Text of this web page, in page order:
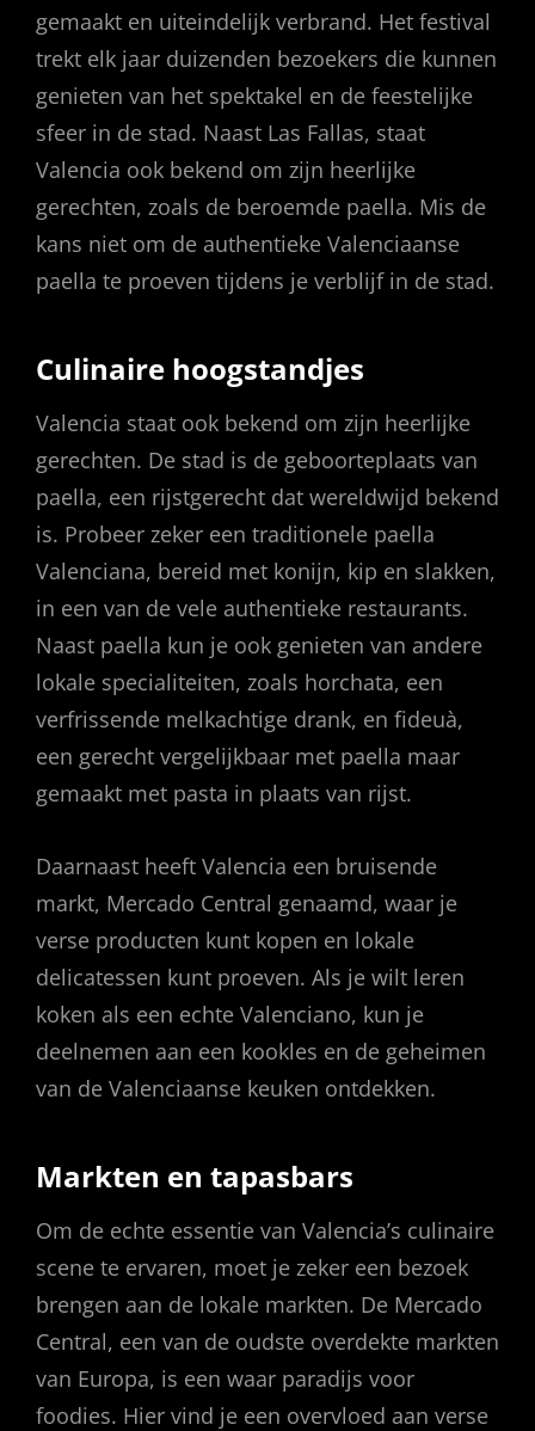
gemaakt en uiteindelijk verbrand. Het festival
trekt elk jaar duizenden bezoekers die kunnen
genieten van het spektakel en de feestelijke
sfeer in de stad. Naast Las Fallas, staat
Valencia ook bekend om zijn heerlijke
gerechten, zoals de beroemde paella. Mis de
kans niet om de authentieke Valenciaanse
paella te proeven tijdens je verblijf in de stad.
Culinaire hoogstandjes
Valencia staat ook bekend om zijn heerlijke
gerechten. De stad is de geboorteplaats van
paella, een rijstgerecht dat wereldwijd bekend
is. Probeer zeker een traditionele paella
Valenciana, bereid met konijn, kip en slakken,
in een van de vele authentieke restaurants.
Naast paella kun je ook genieten van andere
lokale specialiteiten, zoals horchata, een
verfrissende melkachtige drank, en fideuà,
een gerecht vergelijkbaar met paella maar
gemaakt met pasta in plaats van rijst.
Daarnaast heeft Valencia een bruisende
markt, Mercado Central genaamd, waar je
verse producten kunt kopen en lokale
delicatessen kunt proeven. Als je wilt leren
koken als een echte Valenciano, kun je
deelnemen aan een kookles en de geheimen
van de Valenciaanse keuken ontdekken.
Markten en tapasbars
Om de echte essentie van Valencia’s culinaire
scene te ervaren, moet je zeker een bezoek
brengen aan de lokale markten. De Mercado
Central, een van de oudste overdekte markten
van Europa, is een waar paradijs voor
foodies. Hier vind je een overvloed aan verse